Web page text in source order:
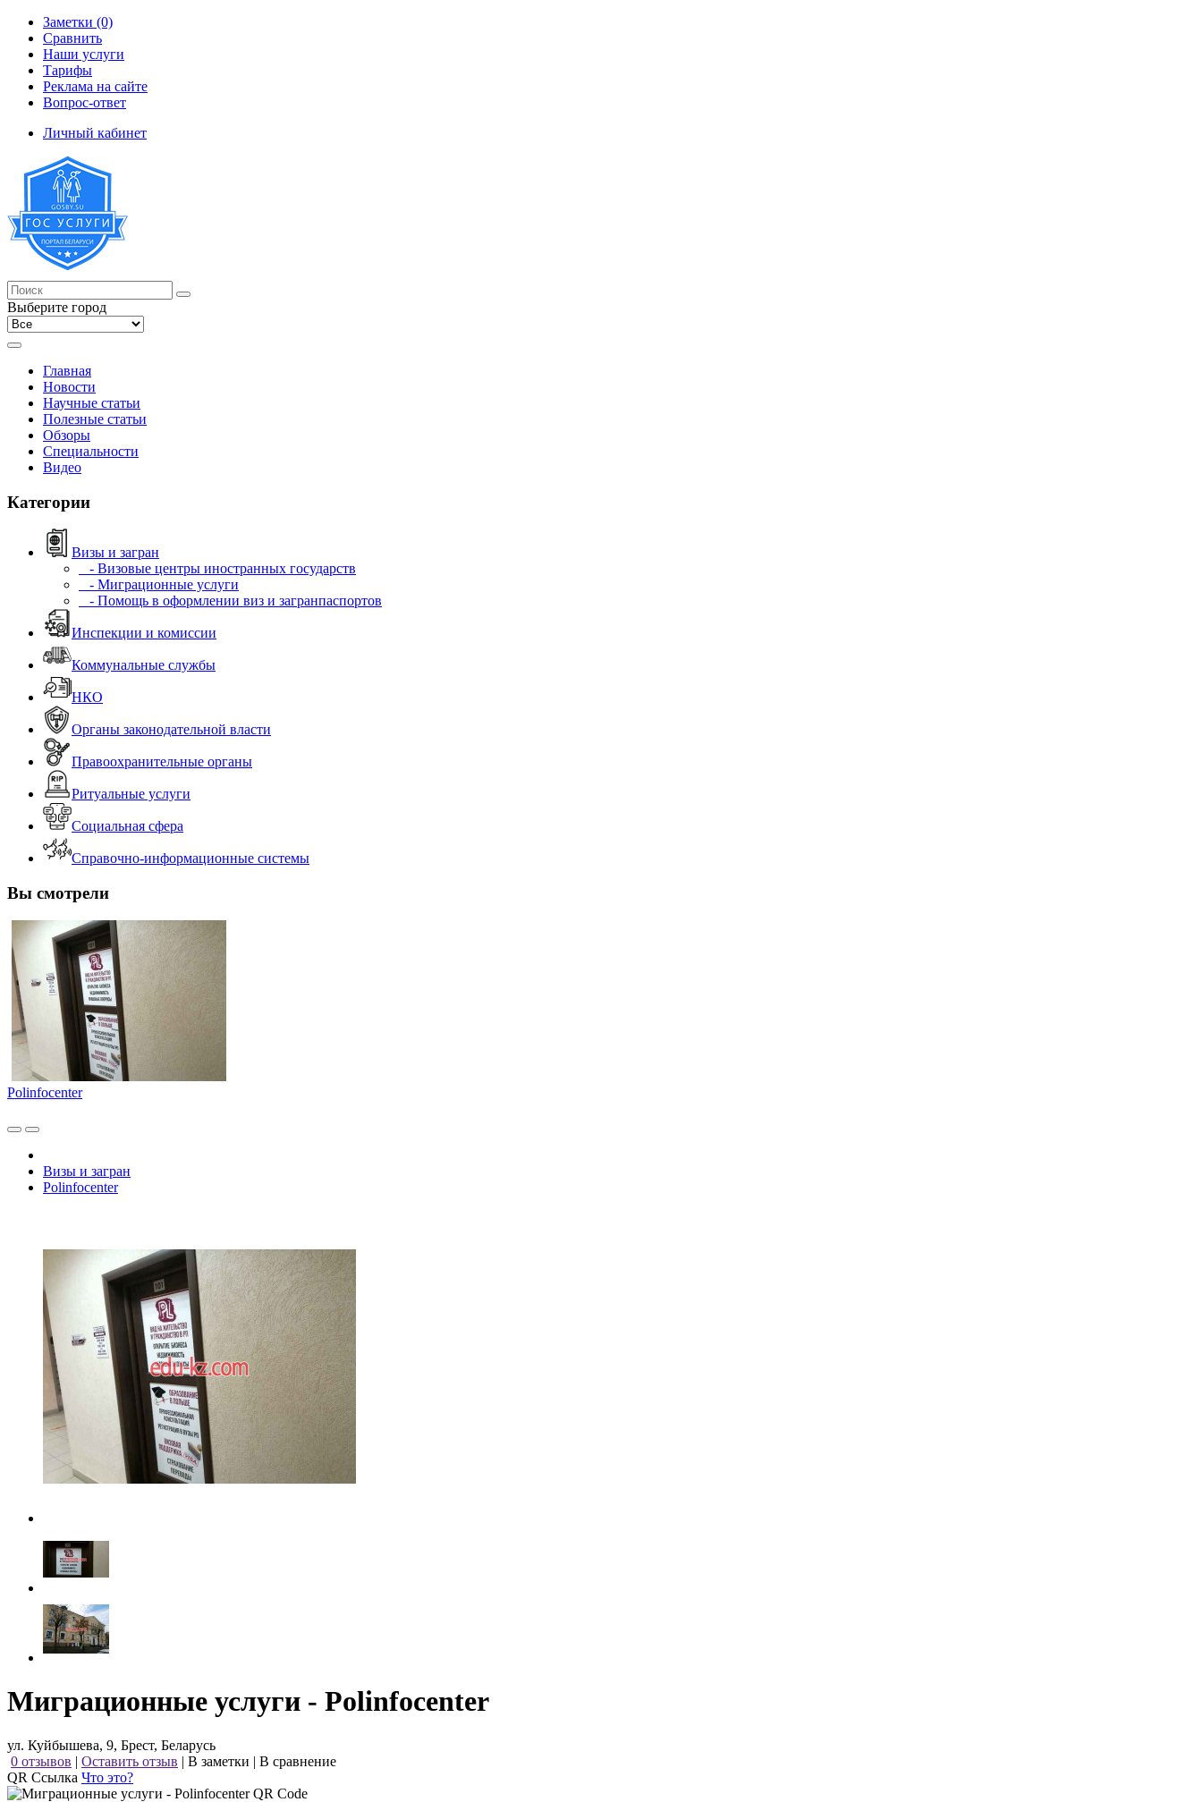
Заметки (0)
Сравнить
Наши услуги
Тарифы
Реклама на сайте
Вопрос-ответ
Личный кабинет
Выберите город
Главная
Новости
Научные статьи
Полезные статьи
Обзоры
Специальности
Видео
Категории
Визы и загран
- Визовые центры иностранных государств
- Миграционные услуги
- Помощь в оформлении виз и загранпаспортов
Инспекции и комиссии
Коммунальные службы
НКО
Органы законодательной власти
Правоохранительные органы
Ритуальные услуги
Социальная сфера
Справочно-информационные системы
Вы смотрели
Polinfocenter
Визы и загран
Polinfocenter
Миграционные услуги - Polinfocenter
ул. Куйбышева, 9, Брест, Беларусь
0 отзывов | Оставить отзыв | В заметки | В сравнение
QR Ссылка Что это?